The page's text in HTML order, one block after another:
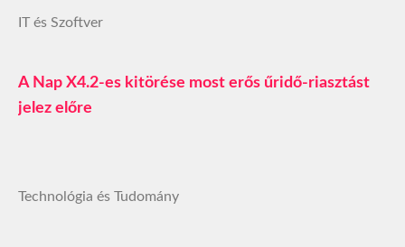
IT és Szoftver
A Nap X4.2-es kitörése most erős űridő-riasztást
jelez előre
Technológia és Tudomány